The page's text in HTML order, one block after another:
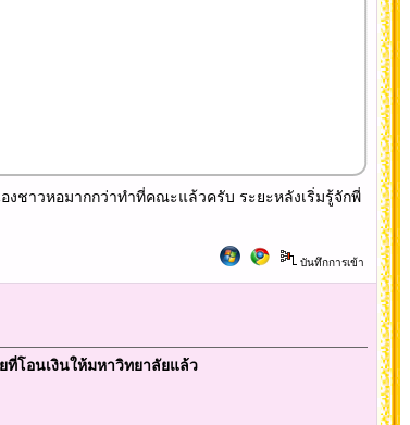
ชาวหอมากกว่าทำที่คณะแล้วครับ ระยะหลังเริ่มรู้จักพี่
บันทึกการเข้า
โอนเงินให้มหาวิทยาลัยแล้ว